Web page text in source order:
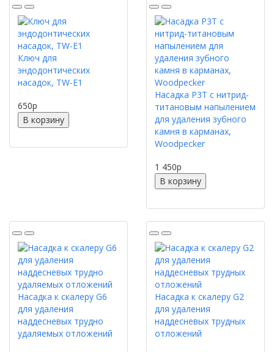
Ключ для
эндодонтических
насадок, TW-E1
650p
В корзину
Насадка P3T с нитрид-
титановым напылением
для удаления зубного
камня в карманах,
Woodpecker
1 450p
В корзину
Насадка к скалеру G6
для удаления
наддесневых трудно
удаляемых отложений
Насадка к скалеру G2
для удаления
наддесневых трудных
отложений